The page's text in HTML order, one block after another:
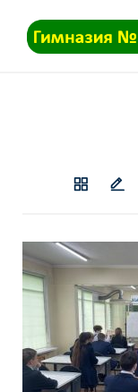
content